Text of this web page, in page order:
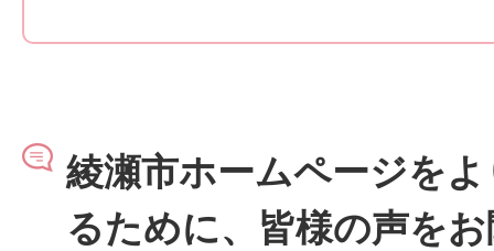
綾瀬市ホームページを
るために、皆様の声を